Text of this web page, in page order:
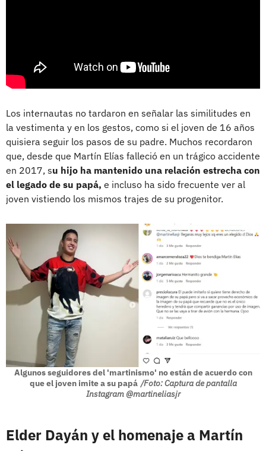
Los internautas no tardaron en señalar las similitudes en
la vestimenta y en los gestos, como si el joven de 16 años
quisiera seguir los pasos de su padre. Muchos recordaron
que, desde que Martín Elías falleció en un trágico accidente
en 2017, su hijo ha mantenido una relación estrecha con
el legado de su papá, e incluso ha sido frecuente ver al
joven vistiendo los mismos trajes de su progenitor.
Algunos seguidores del 'martinismo' no están de acuerdo con
que el joven imite a su papá /Foto: Captura de pantalla
Instagram @martineliasjr
Elder Dayán y el homenaje a Martín